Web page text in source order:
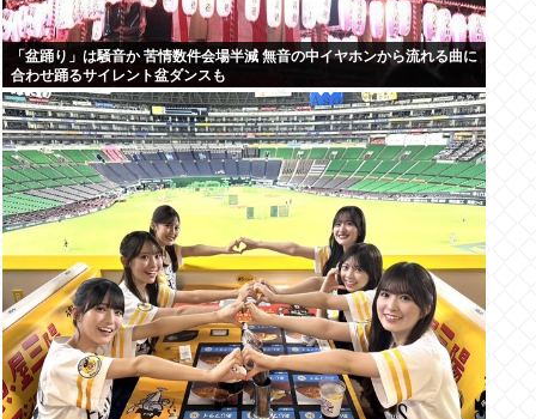
「盆踊り」は騒音か 苦情数件会場半減 無音の中イヤホンから流れる曲に
合わせ踊るサイレント盆ダンスも